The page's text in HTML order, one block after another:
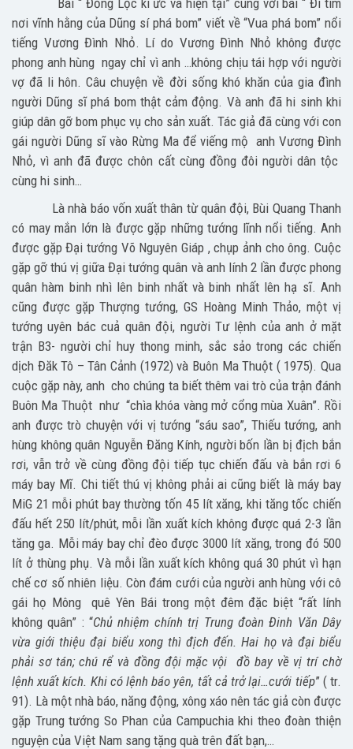
nơi vĩnh hằng của Dũng sí phá bom” viết về “Vua phá bom” nổi
tiếng Vương Đình Nhỏ. Lí do Vương Đình Nhỏ không được
phong anh hùng ngay chỉ vì anh …không chịu tái hợp với người
vợ đã li hôn. Câu chuyện về đời sống khó khăn của gia đình
người Dũng sĩ phá bom thật cảm động. Và anh đã hi sinh khi
giúp dân gỡ bom phục vụ cho sản xuất. Tác giả đã cùng với con
gái người Dũng sĩ vào Rừng Ma để viếng mộ anh Vương Đình
Nhỏ, vì anh đã được chôn cất cùng đồng đôi người dân tộc
cùng hi sinh…
Là nhà báo vốn xuất thân từ quân đội, Bùi Quang Thanh
có may mắn lớn là được gặp những tướng lĩnh nổi tiếng. Anh
được gặp Đại tướng Võ Nguyên Giáp , chụp ảnh cho ông. Cuộc
gặp gỡ thú vị giữa Đại tướng quân và anh lính 2 lần được phong
quân hàm binh nhì lên binh nhất và binh nhất lên hạ sĩ. Anh
cũng được gặp Thượng tướng, GS Hoàng Minh Thảo, một vị
tướng uyên bác cuả quân đội, người Tư lệnh của anh ở mặt
trận B3- người chỉ huy thong minh, sắc sảo trong các chiến
dịch Đăk Tô – Tân Cảnh (1972) và Buôn Ma Thuột ( 1975). Qua
cuộc gặp này, anh cho chúng ta biết thêm vai trò của trận đánh
Buôn Ma Thuột như “chìa khóa vàng mở cổng mùa Xuân”. Rồi
anh được trò chuyện với vị tướng “sáu sao”, Thiếu tướng, anh
hùng không quân Nguyễn Đăng Kính, người bốn lần bị địch bắn
rơi, vẫn trở về cùng đồng đội tiếp tục chiến đấu và bắn rơi 6
máy bay Mĩ. Chi tiết thú vị không phải ai cũng biết là máy bay
MiG 21 mỗi phút bay thường tốn 45 lít xăng, khi tăng tốc chiến
đấu hết 250 lít/phút, mỗi lần xuất kích không được quá 2-3 lần
tăng ga. Mỗi máy bay chỉ đèo được 3000 lít xăng, trong đó 500
lít ở thùng phụ. Và mỗi lần xuất kích không quá 30 phút vì hạn
chế cơ số nhiên liệu. Còn đám cưới của người anh hùng với cô
gái họ Mông quê Yên Bái trong một đêm đặc biệt “rất lính
không quân” : “Chủ nhiệm chính trị Trung đoàn Đinh Văn Dây
vừa giới thiệu đại biểu xong thì địch đến. Hai họ và đại biểu
phải sơ tán; chú rể và đồng đội mặc vội đồ bay về vị trí chờ
lệnh xuất kích. Khi có lệnh báo yên, tất cả trở lại…cưới tiếp” ( tr.
91). Là một nhà báo, năng động, xông xáo nên tác giả còn được
gặp Trung tướng So Phan của Campuchia khi theo đoàn thiện
nguyện của Việt Nam sang tặng quà trên đất bạn,…